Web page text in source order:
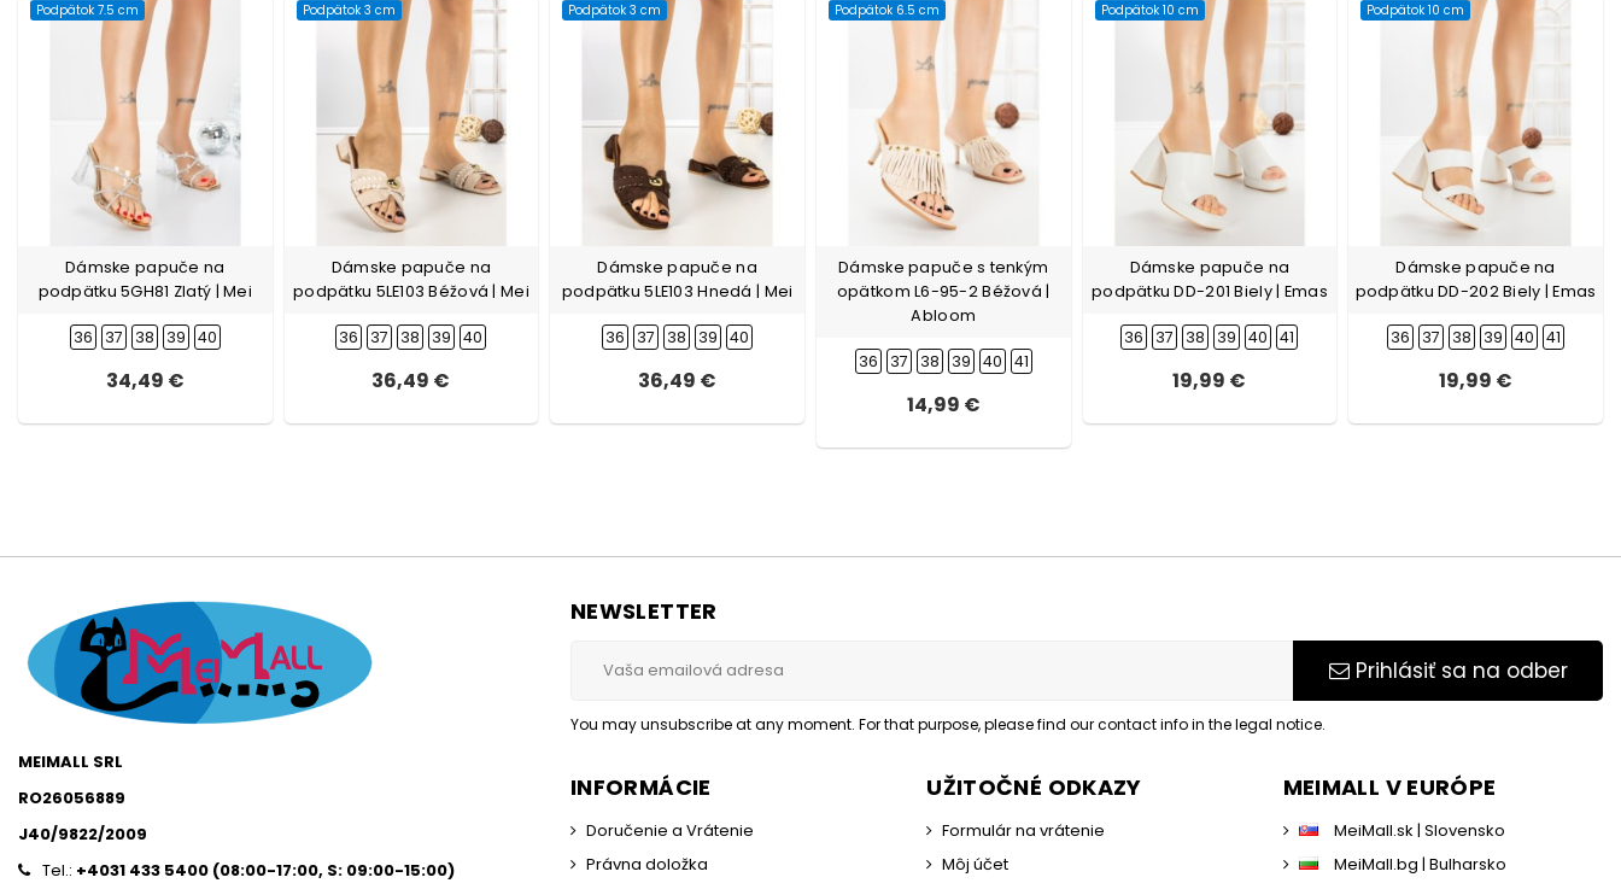
Podpätok 7.5 cm
Dámske papuče na
podpätku 5GH81 Zlatý | Mei
36 37 38 39 40
34,49 €
Podpätok 3 cm
Dámske papuče na
podpätku 5LE103 Béžová | Mei
36 37 38 39 40
36,49 €
Podpätok 3 cm
Dámske papuče na
podpätku 5LE103 Hnedá | Mei
36 37 38 39 40
36,49 €
Podpätok 6.5 cm
Dámske papuče s tenkým
opätkom L6-95-2 Béžová |
Abloom
36 37 38 39 40 41
14,99 €
Podpätok 10 cm
Dámske papuče na
podpätku DD-201 Biely | Emas
36 37 38 39 40 41
19,99 €
Podpätok 10 cm
Dámske papuče na
podpätku DD-202 Biely | Emas
36 37 38 39 40 41
19,99 €
MEIMALL SRL
RO26056889
J40/9822/2009
Tel.: +4031 433 5400 (08:00-17:00, S: 09:00-15:00)
NEWSLETTER
Prihlásiť sa na odber
You may unsubscribe at any moment. For that purpose, please find our contact info in the legal notice.
INFORMÁCIE
Doručenie a Vrátenie
Právna doložka
UŽITOČNÉ ODKAZY
Formulár na vrátenie
Môj účet
MEIMALL V EURÓPE
MeiMall.sk | Slovensko
MeiMall.bg | Bulharsko